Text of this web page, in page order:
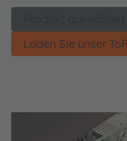
Laden Sie unser